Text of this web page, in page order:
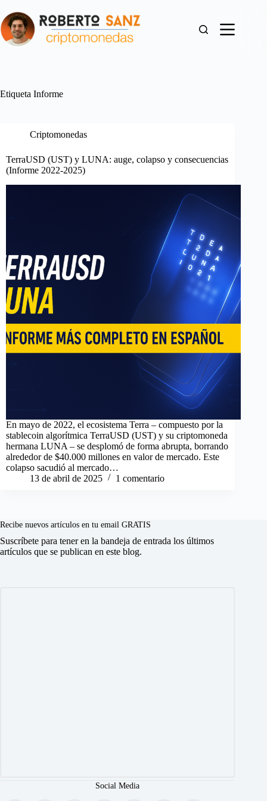
al
contenido
Etiqueta Informe
Criptomonedas
TerraUSD (UST) y LUNA: auge, colapso y consecuencias
(Informe 2022-2025)
En mayo de 2022, el ecosistema Terra – compuesto por la
stablecoin algorítmica TerraUSD (UST) y su criptomoneda
hermana LUNA – se desplomó de forma abrupta, borrando
alrededor de $40.000 millones en valor de mercado​. Este
colapso sacudió al mercado…
13 de abril de 2025
1 comentario
Recibe nuevos artículos en tu email GRATIS
Suscríbete para tener en la bandeja de entrada los últimos
artículos que se publican en este blog.
Social Media